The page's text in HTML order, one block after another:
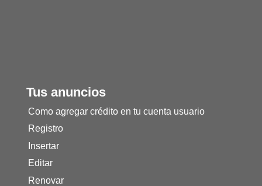
Tus anuncios
Como agregar crédito en tu cuenta usuario
Registro
Insertar
Editar
Renovar